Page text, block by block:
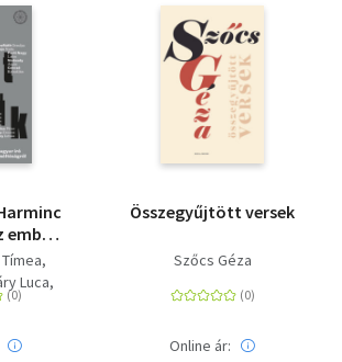
emberi
Luca
Alaine
Összegyűjtött versek
Szőcs Géza
Online ár: